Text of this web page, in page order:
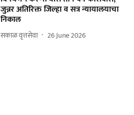
जुन्नर अतिरिक्त जिल्हा व सत्र न्यायालयाचा
निकाल
सकाळ वृत्तसेवा 26 June 2026